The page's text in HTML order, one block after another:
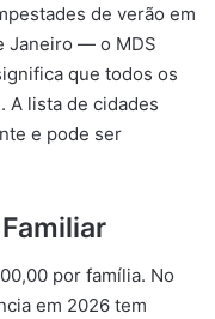
de verão em
Janeiro — o MDS
que todos os
A lista de cidades
e pode ser
por família. No
em 2026 tem